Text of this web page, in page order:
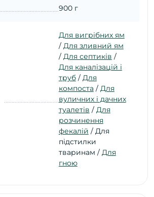
900 г
Для вигрібних ям
/ Для зливний ям
/ Для септиків /
Для каналізацій і
труб/ Для
компоста / Для
вуличних і дачних
туалетів / Для
розчинення
фекалій / Для
підстилки
тваринам / Для
гною